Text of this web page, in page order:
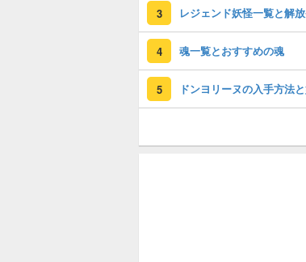
3 レジェンド妖怪一覧と解
4 魂一覧とおすすめの魂
5 ドンヨリーヌの入手方法